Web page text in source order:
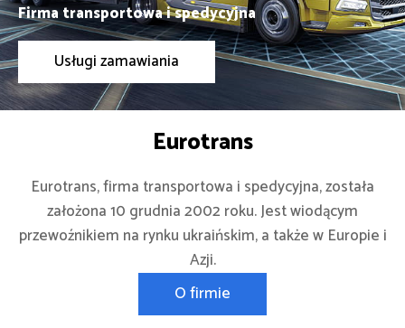
Firma transportowa i spedycyjna
Usługi zamawiania
Eurotrans
Eurotrans, firma transportowa i spedycyjna, została
założona 10 grudnia 2002 roku. Jest wiodącym
przewoźnikiem na rynku ukraińskim, a także w Europie i
Azji.
O firmie